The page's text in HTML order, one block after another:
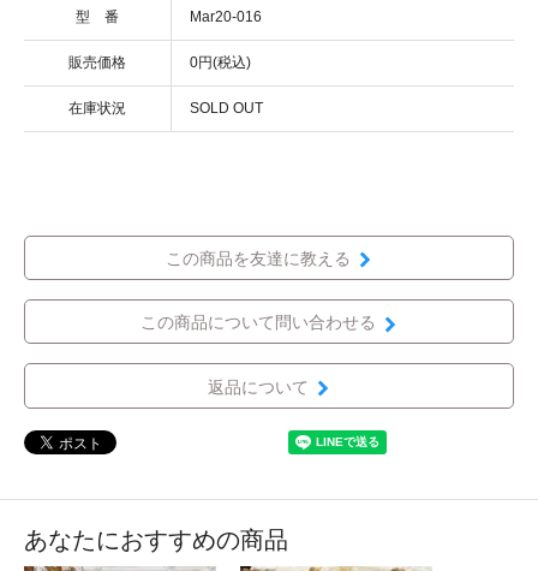
型 番 Mar20-016
販売価格 0円(税込)
在庫状況 SOLD OUT
この商品を友達に教える
この商品について問い合わせる
返品について
あなたにおすすめの商品